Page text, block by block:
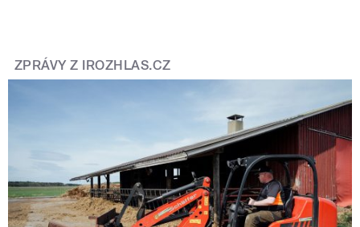
ZPRÁVY Z IROZHLAS.CZ